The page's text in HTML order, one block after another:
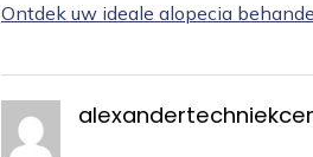
Ontdek uw ideale alopecia